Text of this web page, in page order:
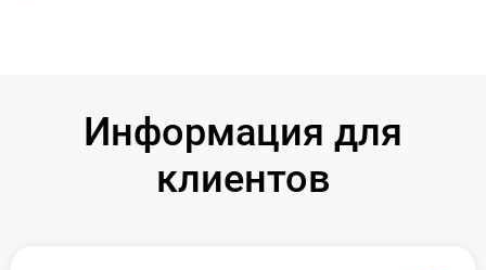
Информация для
клиентов